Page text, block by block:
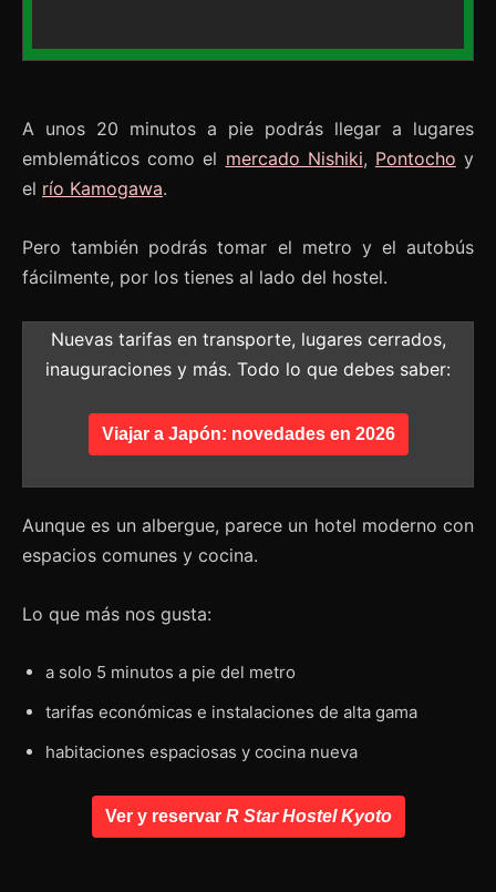
A unos 20 minutos a pie podrás llegar a lugares
emblemáticos como el mercado Nishiki, Pontocho y
el río Kamogawa.
Pero también podrás tomar el metro y el autobús
fácilmente, por los tienes al lado del hostel.
Nuevas tarifas en transporte, lugares cerrados,
inauguraciones y más. Todo lo que debes saber:
Viajar a Japón: novedades en 2026
Aunque es un albergue, parece un hotel moderno con
espacios comunes y cocina.
Lo que más nos gusta:
a solo 5 minutos a pie del metro
tarifas económicas e instalaciones de alta gama
habitaciones espaciosas y cocina nueva
Ver y reservar R Star Hostel Kyoto